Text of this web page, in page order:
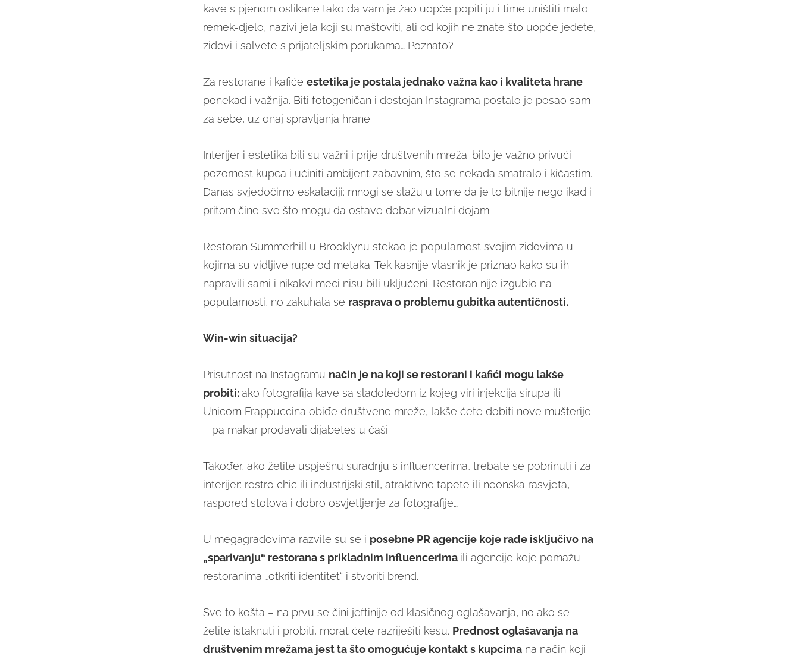
kave s pjenom oslikane tako da vam je žao uopće popiti ju i time uništiti malo
remek-djelo, nazivi jela koji su maštoviti, ali od kojih ne znate što uopće jedete,
zidovi i salvete s prijateljskim porukama… Poznato?
Za restorane i kafiće estetika je postala jednako važna kao i kvaliteta hrane–
ponekad i važnija. Biti fotogeničan i dostojan Instagrama postalo je posao sam
za sebe, uz onaj spravljanja hrane.
Interijer i estetika bili su važni i prije društvenih mreža: bilo je važno privući
pozornost kupca i učiniti ambijent zabavnim, što se nekada smatralo i kičastim.
Danas svjedočimo eskalaciji: mnogi se slažu u tome da je to bitnije nego ikad i
pritom čine sve što mogu da ostave dobar vizualni dojam.
Restoran Summerhill u Brooklynu stekao je popularnost svojim zidovima u
kojima su vidljive rupe od metaka. Tek kasnije vlasnik je priznao kako su ih
napravili sami i nikakvi meci nisu bili uključeni. Restoran nije izgubio na
popularnosti, no zakuhala se rasprava o problemu gubitka autentičnosti.
Win-win situacija?
Prisutnost na Instagramu način je na koji se restorani i kafići mogu lakše
probiti:ako fotografija kave sa sladoledom iz kojeg viri injekcija sirupa ili
Unicorn Frappuccina obiđe društvene mreže, lakše ćete dobiti nove mušterije
– pa makar prodavali dijabetes u čaši.
Također, ako želite uspješnu suradnju s influencerima, trebate se pobrinuti i za
interijer: restro chic ili industrijski stil, atraktivne tapete ili neonska rasvjeta,
raspored stolova i dobro osvjetljenje za fotografije…
U megagradovima razvile su se i posebne PR agencije koje rade isključivo na
„sparivanju“ restorana s prikladnim influencerima ili agencije koje pomažu
restoranima „otkriti identitet“ i stvoriti brend.
Sve to košta – na prvu se čini jeftinije od klasičnog oglašavanja, no ako se
želite istaknuti i probiti, morat ćete razriješiti kesu. Prednost oglašavanja na
društvenim mrežama jest ta što omogućuje kontakt s kupcimana način koji